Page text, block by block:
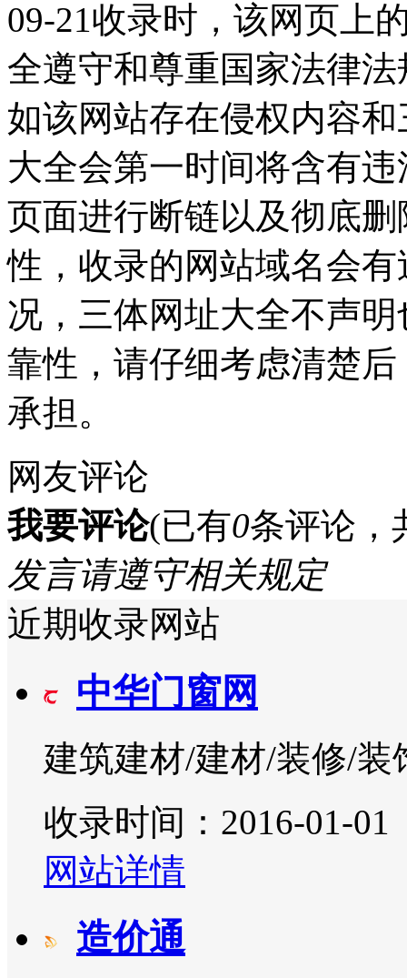
09-21收录时，该网页上
全遵守和尊重国家法律
如该网站存在侵权内容
大全会第一时间将含有
页面进行断链以及彻底
性，收录的网站域名会
况，三体网址大全不声
靠性，请仔细考虑清楚
承担。
网友评论
我要评论(已有0条评论，
发言请遵守相关规定
近期收录网站
中华门窗网
建筑建材/建材/装修/装
收录时间：2016-01-01
网站详情
造价通